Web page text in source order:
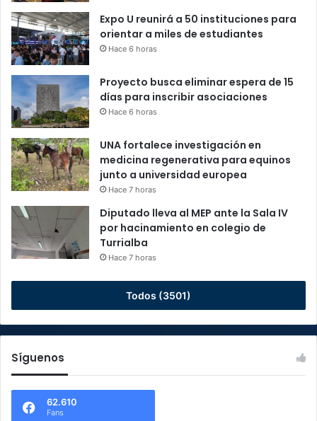
Expo U reunirá a 50 instituciones para
orientar a miles de estudiantes
Hace 6 horas
Proyecto busca eliminar espera de 15
días para inscribir asociaciones
Hace 6 horas
UNA fortalece investigación en
medicina regenerativa para equinos
junto a universidad europea
Hace 7 horas
Diputado lleva al MEP ante la Sala IV
por hacinamiento en colegio de
Turrialba
Hace 7 horas
Todos (3501)
Síguenos
62.610
Fans